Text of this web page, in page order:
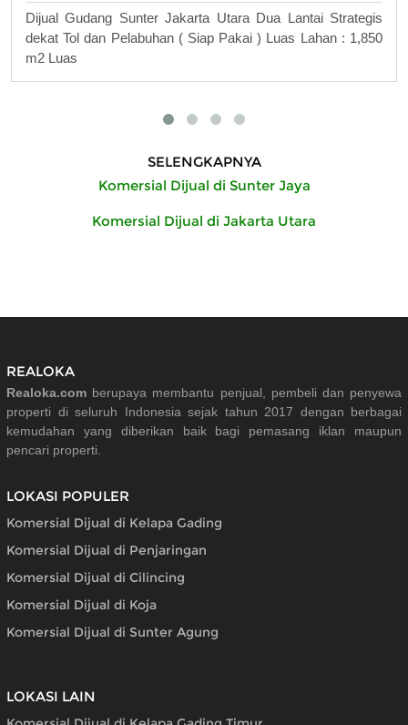
Dijual Gudang Sunter Jakarta Utara Dua Lantai Strategis
dekat Tol dan Pelabuhan ( Siap Pakai ) Luas Lahan : 1,850
m2 Luas
SELENGKAPNYA
Komersial Dijual di Sunter Jaya
Komersial Dijual di Jakarta Utara
REALOKA
Realoka.com berupaya membantu penjual, pembeli dan penyewa
properti di seluruh Indonesia sejak tahun 2017 dengan berbagai
kemudahan yang diberikan baik bagi pemasang iklan maupun
pencari properti.
LOKASI POPULER
Komersial Dijual di Kelapa Gading
Komersial Dijual di Penjaringan
Komersial Dijual di Cilincing
Komersial Dijual di Koja
Komersial Dijual di Sunter Agung
LOKASI LAIN